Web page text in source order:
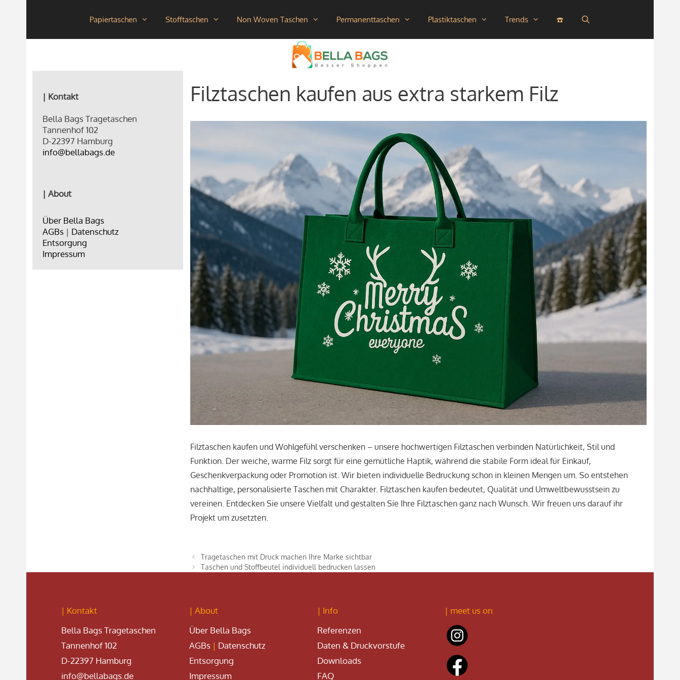
Papiertaschen Stofftaschen Non Woven Taschen Permanenttaschen Plastiktaschen Trends ☎️
Filztaschen kaufen aus extra starkem Filz
Filztaschen kaufen und Wohlgefühl verschenken – unsere hochwertigen Filztaschen verbinden Natürlichkeit, Stil und
Funktion. Der weiche, warme Filz sorgt für eine gemütliche Haptik, während die stabile Form ideal für Einkauf,
Geschenkverpackung oder Promotion ist. Wir bieten individuelle Bedruckung schon in kleinen Mengen um. So entstehen
nachhaltige, personalisierte Taschen mit Charakter. Filztaschen kaufen bedeutet, Qualität und Umweltbewusstsein zu
vereinen. Entdecken Sie unsere Vielfalt und gestalten Sie Ihre Filztaschen ganz nach Wunsch. Wir freuen uns darauf ihr
Projekt um zusetzten.
Tragetaschen mit Druck machen Ihre Marke sichtbar
Taschen und Stoffbeutel individuell bedrucken lassen
| Kontakt
Bella Bags Tragetaschen
Tannenhof 102
D-22397 Hamburg
info@bellabags.de
| About
Über Bella Bags
AGBs | Datenschutz
Entsorgung
Impressum
| Kontakt
Bella Bags Tragetaschen
Tannenhof 102
D-22397 Hamburg
info@bellabags.de
| About
Über Bella Bags
AGBs| Datenschutz
Entsorgung
Impressum
| Info
Referenzen
Daten & Druckvorstufe
Downloads
FAQ
| meet us on